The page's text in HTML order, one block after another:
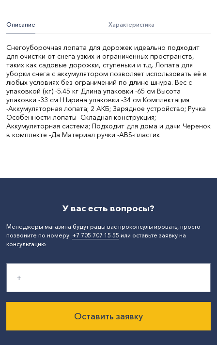
Описание Характеристика
Снегоуборочная лопата для дорожек идеально подходит
для очистки от снега узких и ограниченных пространств,
таких как садовые дорожки, ступеньки и т.д. Лопата для
уборки снега с аккумулятором позволяет использовать её в
любых условиях без ограничений по длине шнура. Вес с
упаковкой (кг) -5.45 кг Длина упаковки -65 см Высота
упаковки -33 см Ширина упаковки -34 см Комплектация
-Аккумуляторная лопата; 2 АКБ; Зарядное устройство; Ручка
Особенности лопаты -Складная конструкция;
Аккумуляторная система; Подходит для дома и дачи Черенок
в комплекте -Да Материал ручки -ABS-пластик
Напряжение, В:
24
У вас есть вопросы?
Менеджеры магазина будут рады вас проконсультировать, просто
позвоните по номеру: +7 705 707 15 55 или оставьте заявку на
консультацию
Оставить заявку